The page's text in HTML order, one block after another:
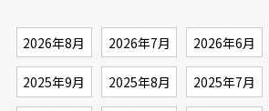
2026年8月 2026年7月 2026年6月
2025年9月 2025年8月 2025年7月